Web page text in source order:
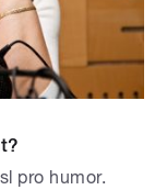
pro humor.